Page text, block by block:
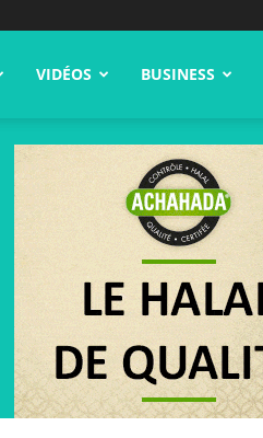
VIDÉOS BUSINESS